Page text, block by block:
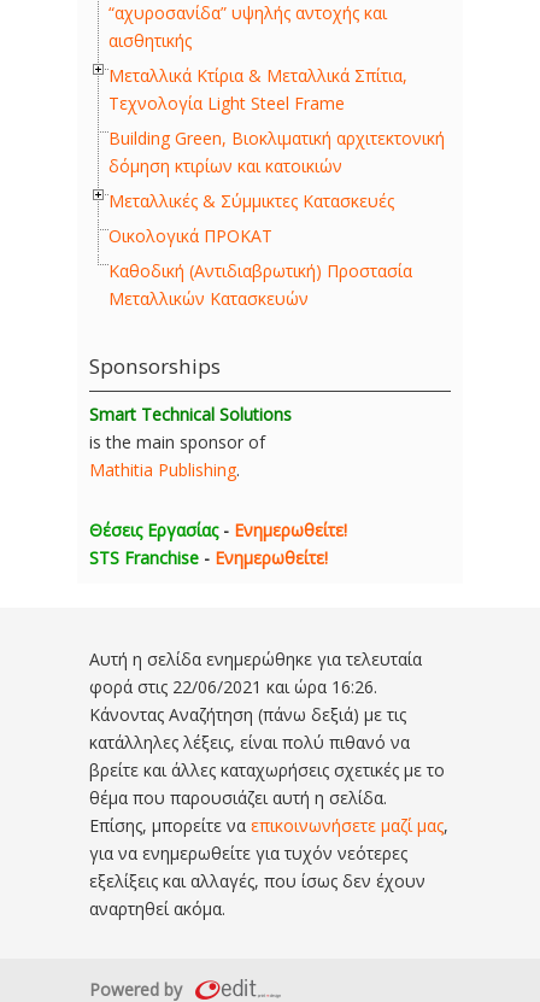
“αχυροσανίδα” υψηλής αντοχής και
αισθητικής
Μεταλλικά Κτίρια & Μεταλλικά Σπίτια,
Τεχνολογία Light Steel Frame
Building Green, Βιοκλιματική αρχιτεκτονική
δόμηση κτιρίων και κατοικιών
Μεταλλικές & Σύμμικτες Κατασκευές
Οικολογικά ΠΡΟΚΑΤ
Καθοδική (Αντιδιαβρωτική) Προστασία
Μεταλλικών Κατασκευών
Sponsorships
Smart Technical Solutions
is the main sponsor of
Mathitia Publishing.
Θέσεις Εργασίας - Ενημερωθείτε!
STS Franchise - Ενημερωθείτε!
Αυτή η σελίδα ενημερώθηκε για τελευταία
φορά στις 22/06/2021 και ώρα 16:26.
Κάνοντας Αναζήτηση (πάνω δεξιά) με τις
κατάλληλες λέξεις, είναι πολύ πιθανό να
βρείτε και άλλες καταχωρήσεις σχετικές με το
θέμα που παρουσιάζει αυτή η σελίδα.
Επίσης, μπορείτε να επικοινωνήσετε μαζί μας,
για να ενημερωθείτε για τυχόν νεότερες
εξελίξεις και αλλαγές, που ίσως δεν έχουν
αναρτηθεί ακόμα.
Powered by